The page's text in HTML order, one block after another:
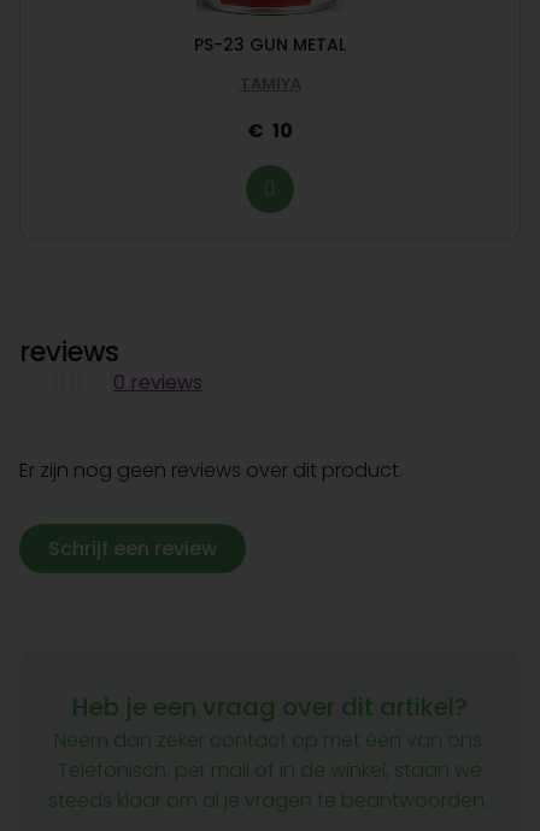
PS-23 GUN METAL
TAMIYA
10
reviews
0 reviews
Er zijn nog geen reviews over dit product.
Schrijf een review
Heb je een vraag over dit artikel?
Neem dan zeker contact op met één van ons.
Telefonisch, per mail of in de winkel, staan we
steeds klaar om al je vragen te beantwoorden.